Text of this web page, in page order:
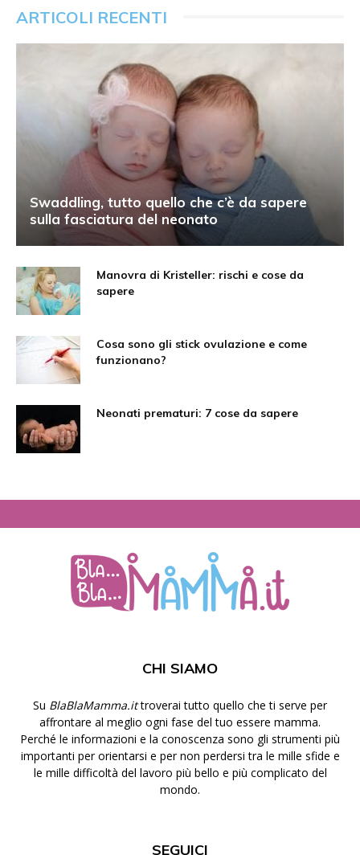
ARTICOLI RECENTI
Swaddling, tutto quello che c’è da sapere
sulla fasciatura del neonato
Manovra di Kristeller: rischi e cose da
sapere
Cosa sono gli stick ovulazione e come
funzionano?
Neonati prematuri: 7 cose da sapere
CHI SIAMO
Su BlaBlaMamma.ittroverai tutto quello che ti serve per
affrontare al meglio ogni fase del tuo essere mamma.
Perché le informazioni e la conoscenza sono gli strumenti più
importanti per orientarsi e per non perdersi tra le mille sfide e
le mille difficoltà del lavoro più bello e più complicato del
mondo.
SEGUICI